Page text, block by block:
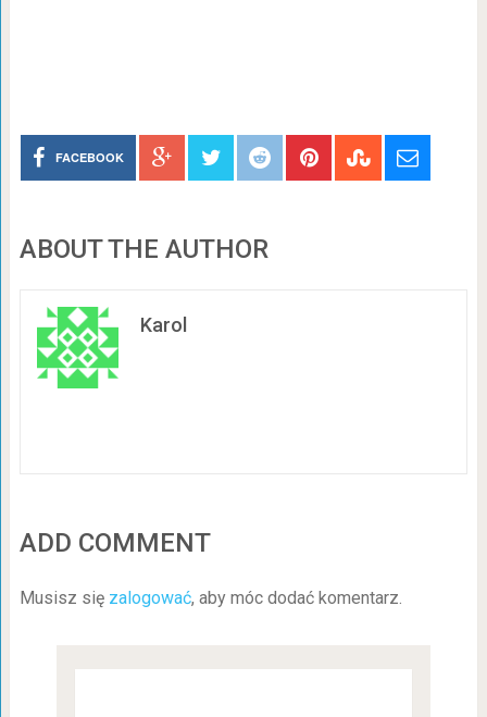
FACEBOOK
ABOUT THE AUTHOR
Karol
ADD COMMENT
Musisz się zalogować, aby móc dodać komentarz.